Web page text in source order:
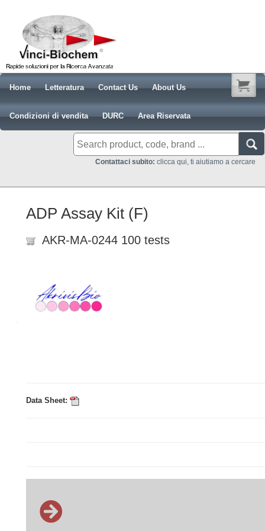
Home Letteratura Contact Us About Us
Condizioni di vendita DURC Area Riservata
Contattaci subito: clicca qui, ti aiutiamo a cercare
ADP Assay Kit (F)
AKR-MA-0244 100 tests
Data Sheet: